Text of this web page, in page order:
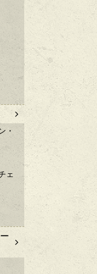
・
ェ